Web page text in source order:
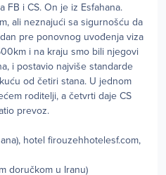
FB i CS. On je iz Esfahana.
ali neznajući sa sigurnošću da
pre ponovnog uvođenja viza
i na kraju smo bili njegovi
i postavio najviše standarde
od četiri stana. U jednom
roditelji, a četvrti daje CS
prevoz.
hotel firouzehhotelesf.com,
doručkom u Iranu)